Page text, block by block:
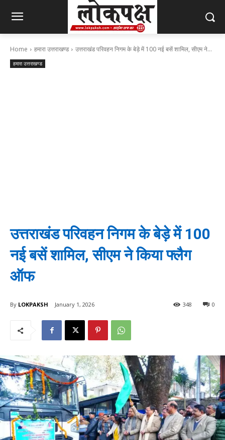
Home हमारा उत्तराखण्ड उत्तराखंड परिवहन निगम के बेड़े में 100 नई बसें शामिल, सीएम ने...
हमारा उत्तराखण्ड
उत्तराखंड परिवहन निगम के बेड़े में 100
नई बसें शामिल, सीएम ने किया फ्लैग
ऑफ
By LOKPAKSH January 1, 2026 0
348